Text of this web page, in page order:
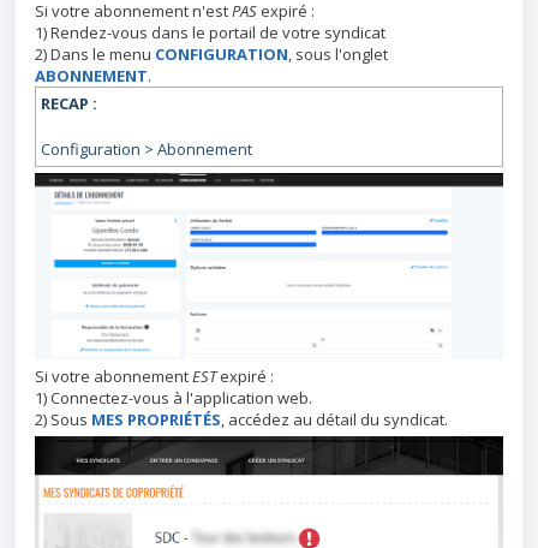
Si votre abonnement n'estPAS expiré :
1) Rendez-vous dans le portail de votre syndicat
2) Dans le menu CONFIGURATION, sous l'onglet
ABONNEMENT.
RECAP :
Configuration > Abonnement
Si votre abonnementESTexpiré :
1) Connectez-vous à l'application web.
2) Sous MES PROPRIÉTÉS , accédez au détail du syndicat.